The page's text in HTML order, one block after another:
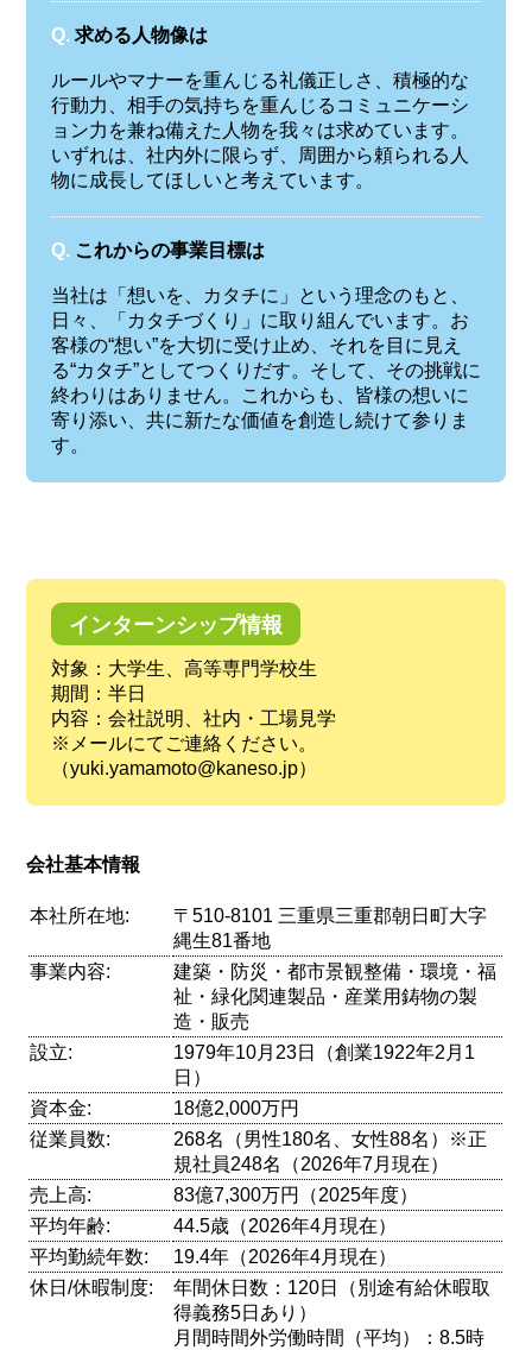
Q. 求める人物像は
ルールやマナーを重んじる礼儀正しさ、積極的な
行動力、相手の気持ちを重んじるコミュニケーシ
ョン力を兼ね備えた人物を我々は求めています。
いずれは、社内外に限らず、周囲から頼られる人
物に成長してほしいと考えています。
Q. これからの事業目標は
当社は「想いを、カタチに」という理念のもと、
日々、「カタチづくり」に取り組んでいます。お
客様の“想い”を大切に受け止め、それを目に見え
る“カタチ”としてつくりだす。そして、その挑戦に
終わりはありません。これからも、皆様の想いに
寄り添い、共に新たな価値を創造し続けて参りま
す。
インターンシップ情報
対象：大学生、高等専門学校生
期間：半日
内容：会社説明、社内・工場見学
※メールにてご連絡ください。
（yuki.yamamoto@kaneso.jp）
会社基本情報
本社所在地:
〒510-8101 三重県三重郡朝日町大字
縄生81番地
事業内容:
建築・防災・都市景観整備・環境・福
祉・緑化関連製品・産業用鋳物の製
造・販売
設立:
1979年10月23日（創業1922年2月1
日）
資本金:
18億2,000万円
従業員数:
268名（男性180名、女性88名）※正
規社員248名（2026年7月現在）
売上高:
83億7,300万円（2025年度）
平均年齢:
44.5歳（2026年4月現在）
平均勤続年数:
19.4年（2026年4月現在）
休日/休暇制度:
年間休日数：120日（別途有給休暇取
得義務5日あり）
月間時間外労働時間（平均）：8.5時